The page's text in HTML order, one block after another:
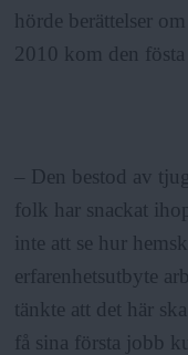
hörde berättelser
2010 kom den
– Den bestod av
folk har snackat
inte att se hur
erfarenhetsutbyte
tänkte att det här
få sina första jobb